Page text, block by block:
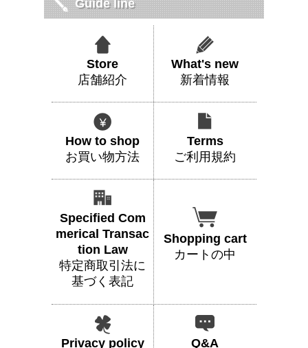
Guide line
Store
店舗紹介
What's new
新着情報
How to shop
お買い物方法
Terms
ご利用規約
Specified Com
merical Transac
tion Law
特定商取引法に
基づく表記
Shopping cart
カートの中
Privacy policy
Q&A